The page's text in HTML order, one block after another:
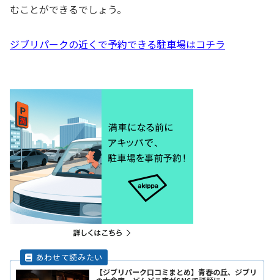
むことができるでしょう。
ジブリパークの近くで予約できる駐車場はコチラ
【ジブリパーク口コミまとめ】青春の丘、ジブリ